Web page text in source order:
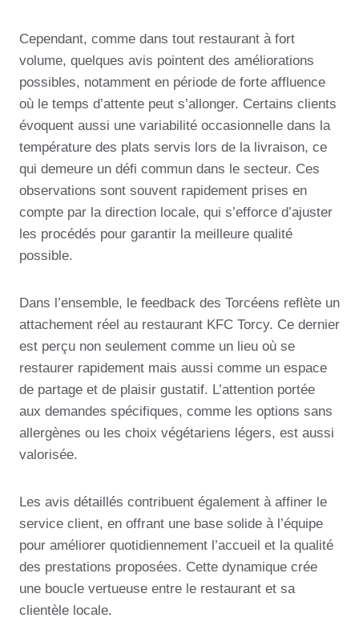
Cependant, comme dans tout restaurant à fort
volume, quelques avis pointent des améliorations
possibles, notamment en période de forte affluence
où le temps d’attente peut s’allonger. Certains clients
évoquent aussi une variabilité occasionnelle dans la
température des plats servis lors de la livraison, ce
qui demeure un défi commun dans le secteur. Ces
observations sont souvent rapidement prises en
compte par la direction locale, qui s’efforce d’ajuster
les procédés pour garantir la meilleure qualité
possible.
Dans l’ensemble, le feedback des Torcéens reflète un
attachement réel au restaurant KFC Torcy. Ce dernier
est perçu non seulement comme un lieu où se
restaurer rapidement mais aussi comme un espace
de partage et de plaisir gustatif. L’attention portée
aux demandes spécifiques, comme les options sans
allergènes ou les choix végétariens légers, est aussi
valorisée.
Les avis détaillés contribuent également à affiner le
service client, en offrant une base solide à l’équipe
pour améliorer quotidiennement l’accueil et la qualité
des prestations proposées. Cette dynamique crée
une boucle vertueuse entre le restaurant et sa
clientèle locale.